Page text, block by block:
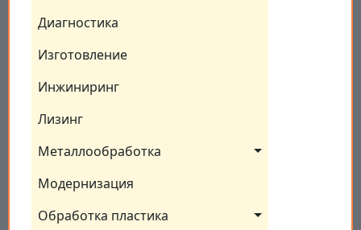
Диагностика
Изготовление
Инжиниринг
Лизинг
Металлообработка
Модернизация
Обработка пластика